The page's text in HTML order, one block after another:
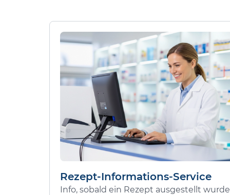
Rezept-Informations-Service
Info, sobald ein Rezept ausgestellt wurde